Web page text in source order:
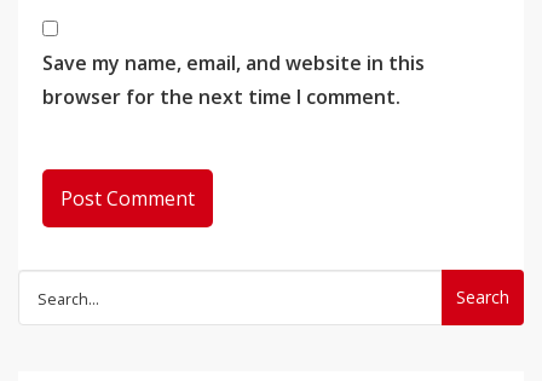
Save my name, email, and website in this
browser for the next time I comment.
for: